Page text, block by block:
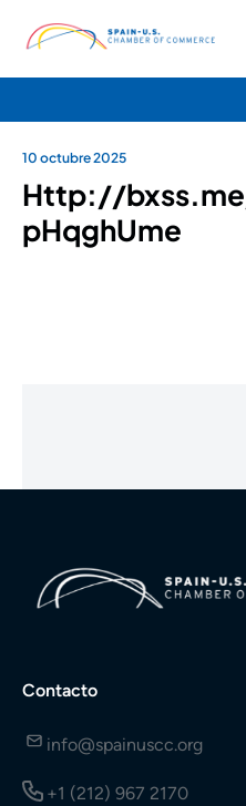
10 octubre 2025
Http://
pHqghUme
Contacto
info@spainuscc.org
+1 (212) 967 2170